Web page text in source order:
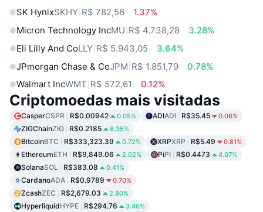
SK HynixSKHY R$ 782,56
1.37%
Micron Technology IncMU R$ 4.738,28
3.28%
Eli Lilly And CoLLY R$ 5.943,05
3.64%
JPmorgan Chase & CoJPM R$ 1.851,79
0.78%
Walmart IncWMT R$ 572,61 0.12%
Criptomoedas mais visitadas
CasperCSPR R$0.00942 0.05% ADIADI R$35.45 0.06%
ZIGChainZIG R$0.2185 6.35%
BitcoinBTC R$333,323.39 0.72% XRPXRP R$5.49 0.81%
EthereumETH R$9,849.06 2.02% PiPI R$0.4473 4.07%
SolanaSOL R$383.08 0.41%
CardanoADA R$0.9789 0.70%
ZcashZEC R$2,679.03 2.80%
HyperliquidHYPE R$294.76 3.40%